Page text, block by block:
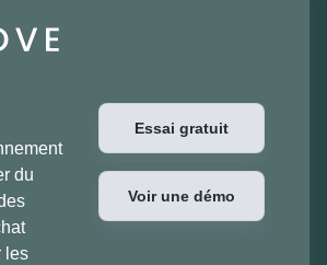
du
les
Essai gratuit
Voir une démo